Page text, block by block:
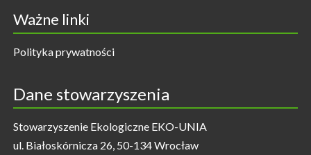
Ważne linki
Polityka prywatności
Dane stowarzyszenia
Stowarzyszenie Ekologiczne EKO-UNIA
ul. Białoskórnicza 26, 50-134 Wrocław